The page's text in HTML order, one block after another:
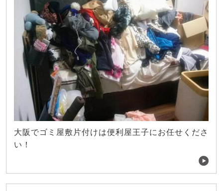
大阪でゴミ屋敷片付けは便利屋王子にお任せくださ
い！